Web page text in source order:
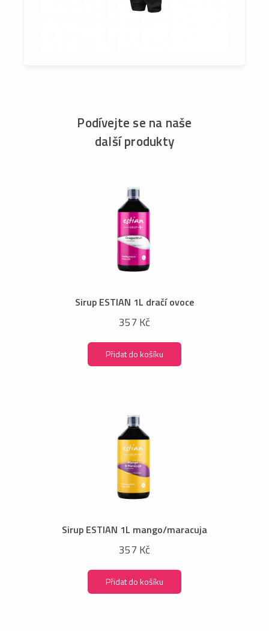
Podívejte se na naše
další produkty
Sirup ESTIAN 1L dračí ovoce
357 Kč
Přidat do košíku
Sirup ESTIAN 1L mango/maracuja
357 Kč
Přidat do košíku